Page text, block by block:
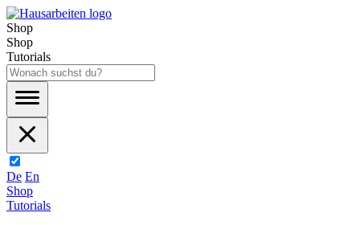
Shop
Shop
Tutorials
De En
Shop
Tutorials